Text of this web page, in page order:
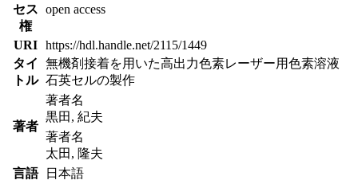
セス
権
open access
URI https://hdl.handle.net/2115/1449
タイ
トル
無機剤接着を用いた高出力色素レーザー用色素溶液
石英セルの製作
著者
著者名
黒田, 紀夫
著者名
太田, 隆夫
言語
日本語